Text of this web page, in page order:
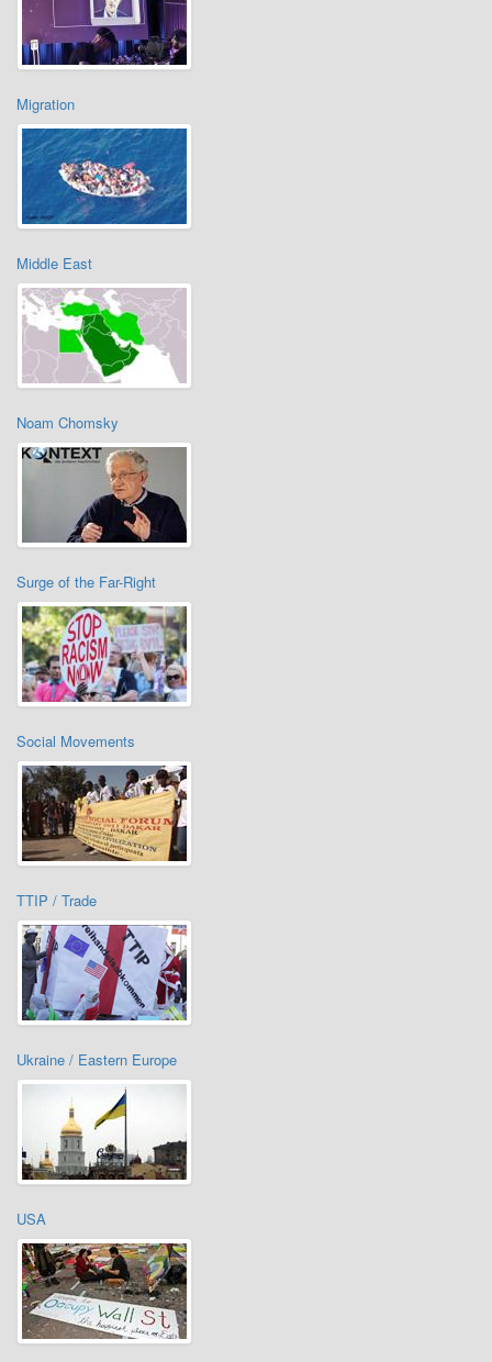
Migration
Middle East
Noam Chomsky
Surge of the Far-Right
Social Movements
TTIP / Trade
Ukraine / Eastern Europe
USA